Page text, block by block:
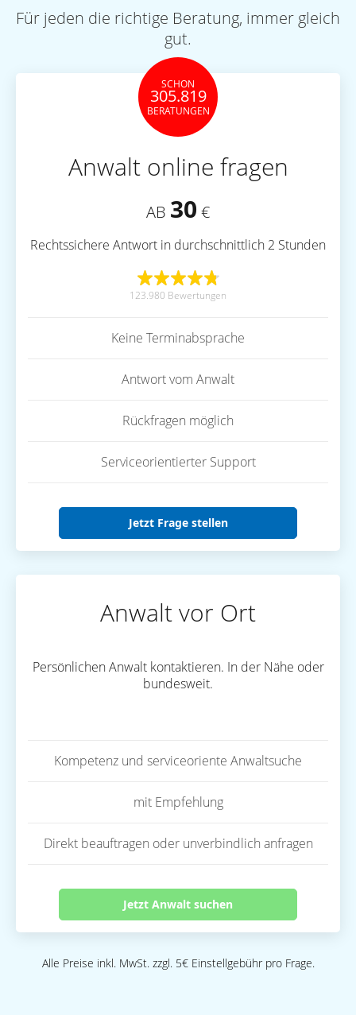
Für jeden die richtige Beratung, immer gleich
gut.
SCHON
305.819
BERATUNGEN
Anwalt online fragen
AB 30 €
Rechtssichere Antwort in durchschnittlich 2 Stunden
123.980 Bewertungen
Keine Terminabsprache
Antwort vom Anwalt
Rückfragen möglich
Serviceorientierter Support
Jetzt Frage stellen
Anwalt vor Ort
Persönlichen Anwalt kontaktieren. In der Nähe oder
bundesweit.
Kompetenz und serviceoriente Anwaltsuche
mit Empfehlung
Direkt beauftragen oder unverbindlich anfragen
Jetzt Anwalt suchen
Alle Preise inkl. MwSt. zzgl. 5€ Einstellgebühr pro Frage.